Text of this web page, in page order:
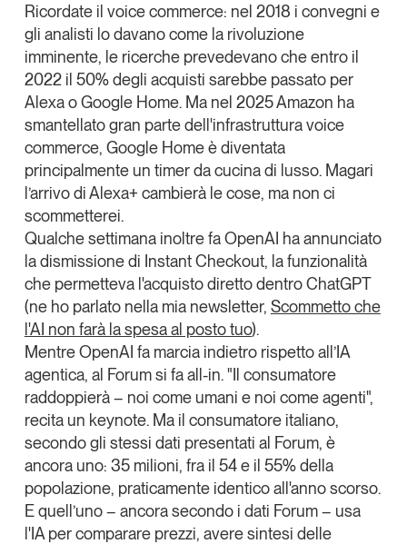
Ricordate il voice commerce: nel 2018 i convegni e
gli analisti lo davano come la rivoluzione
imminente, le ricerche prevedevano che entro il
2022 il 50% degli acquisti sarebbe passato per
AlexaoGoogle Home. Ma nel 2025 Amazon ha
smantellato gran parte dell'infrastruttura voice
commerce, Google Home è diventata
principalmente un timer da cucina di lusso. Magari
l’arrivo di Alexa+ cambierà le cose, ma non ci
scommetterei.
Qualche settimana inoltre faOpenAI ha annunciato
la dismissione di Instant Checkout, la funzionalità
che permetteva l'acquisto diretto dentro ChatGPT
(ne ho parlato nella mia newsletter, Scommetto che
l'AI non farà la spesa al posto tuo).
Mentre OpenAI fa marcia indietro rispetto all’IA
agentica, al Forum si fa all-in. "Il consumatore
raddoppierà – noi come umani e noi come agenti",
recita un keynote. Ma il consumatore italiano,
secondo gli stessi dati presentati al Forum, è
ancora uno: 35 milioni, fra il 54 e il 55% della
popolazione, praticamente identico all'anno scorso.
E quell’uno– ancora secondo i dati Forum – usa
l'IA per comparare prezzi, avere sintesi delle